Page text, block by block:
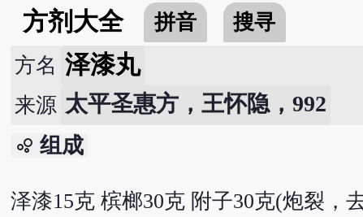
方剂大全 拼音 搜寻
方名 泽漆丸
来源 太平圣惠方，王怀隐，992
bubble_chart 组成
泽漆15克 槟榔30克 附子30克(炮裂，